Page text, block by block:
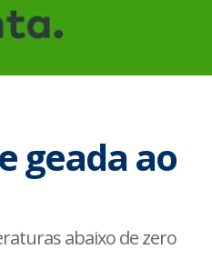
geada ao
abaixo de zero